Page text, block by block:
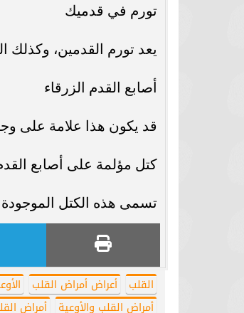
تورم في قدميك
يعد تورم القدمين، وكذلك
أصابع القدم الزرقاء
قد يكون هذا علامة على
كتل مؤلمة على أصابع
تسمى هذه الكتل
القلب أعراض أمراض القلب
أمراض القلب والأوعية
أمراض